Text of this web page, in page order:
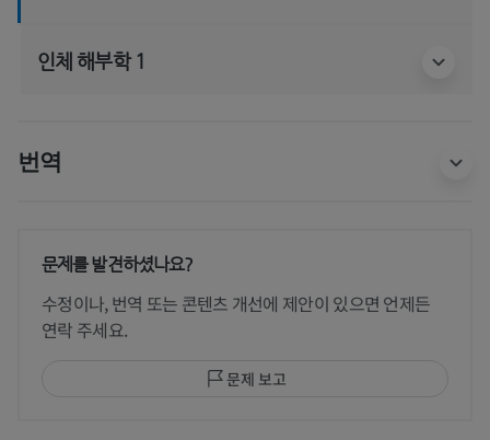
인체 해부학 1
번역
문제를 발견하셨나요?
수정이나, 번역 또는 콘텐츠 개선에 제안이 있으면 언제든
연락 주세요.
문제 보고